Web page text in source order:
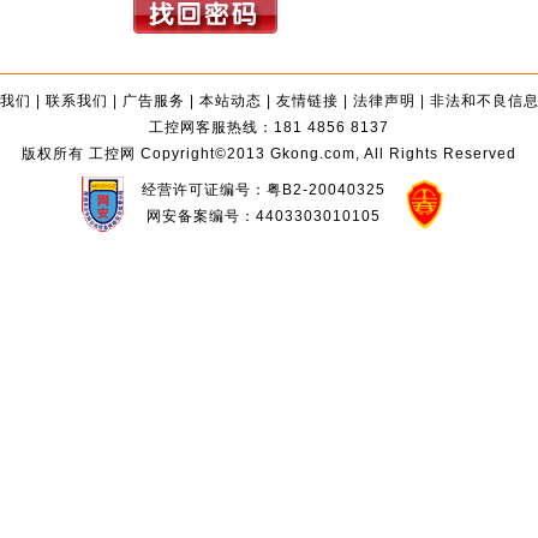
们 | 联系我们 | 广告服务 | 本站动态 | 友情链接 | 法律声明 | 非法和不良信
工控网客服热线：181 4856 8137
版权所有 工控网 Copyright©2013 Gkong.com, All Rights Reserved
经营许可证编号：粤B2-20040325
网安备案编号：4403303010105